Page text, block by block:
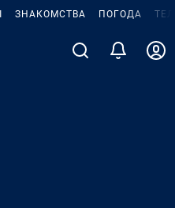
ЗНАКОМСТВА ПОГОДА